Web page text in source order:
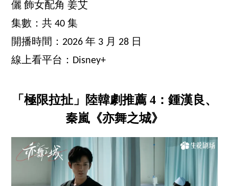
儷 飾女配角 姜艾
集數：共 40 集
開播時間：2026 年 3 月 28 日
線上看平台：Disney+
「極限拉扯」陸韓劇推薦 4：鍾漢良、
秦嵐《亦舞之城》